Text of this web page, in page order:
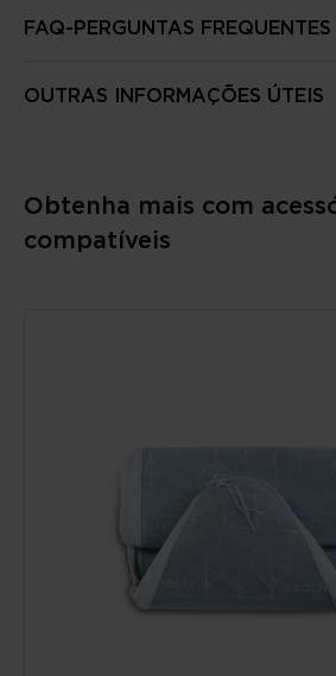
FAQ-PERGUNTAS FREQUENTES
OUTRAS INFORMAÇÕES ÚTEIS
Obtenha mais com
compatíveis